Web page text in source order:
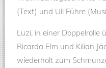
(Text) und Uli Führe
Luzi, in einer Doppelrolle
Ricarda Elm und Kilian
wiederholt zum